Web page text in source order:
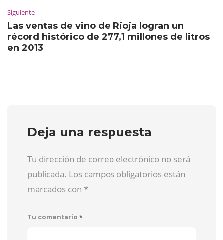
Siguiente
Las ventas de vino de Rioja logran un
récord histórico de 277,1 millones de litros
en 2013
Deja una respuesta
Tu dirección de correo electrónico no será
publicada. Los campos obligatorios están
marcados con *
Tu comentario *